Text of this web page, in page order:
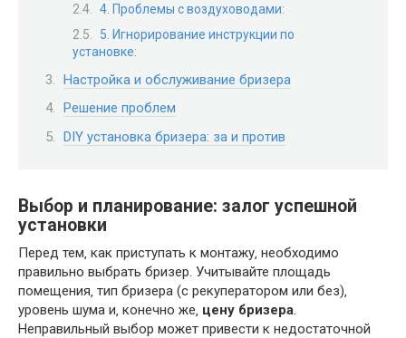
4. Проблемы с воздуховодами:
5. Игнорирование инструкции по
установке:
Настройка и обслуживание бризера
Решение проблем
DIY установка бризера: за и против
Выбор и планирование: залог успешной
установки
Перед тем‚ как приступать к монтажу‚ необходимо
правильно выбрать бризер. Учитывайте площадь
помещения‚ тип бризера (с рекуператором или без)‚
уровень шума и‚ конечно же‚ цену бризера.
Неправильный выбор может привести к недостаточной